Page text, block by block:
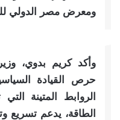
ومعرض مصر الدولي
وأكد كريم بدوي،
حرص القيادة
الروابط المتينة
الطاقة، يدعم